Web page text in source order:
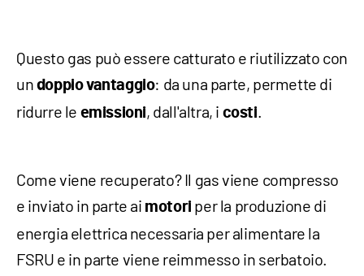
Questo gas può essere catturato e riutilizzato con
un doppio vantaggio: da una parte, permette di
ridurre le emissioni, dall'altra, i costi.
Come viene recuperato? Il gas viene compresso
e inviato in parte ai motori per la produzione di
energia elettrica necessaria per alimentare la
FSRU e in parte viene reimmesso in serbatoio.